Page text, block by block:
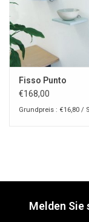
Fisso Punto
€168,00
Grundpreis : €16,80 /
Melden Sie